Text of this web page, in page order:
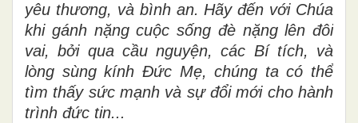
yêu thương, và bình an. Hãy đến với Chúa
khi gánh nặng cuộc sống đè nặng lên đôi
vai, bởi qua cầu nguyện, các Bí tích, và
lòng sùng kính Đức Mẹ, chúng ta có thể
tìm thấy sức mạnh và sự đổi mới cho hành
trình đức tin...